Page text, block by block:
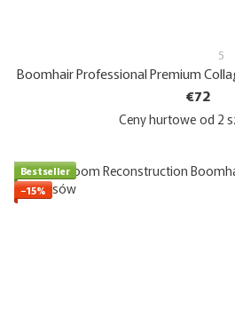
5
Boomhair Professional Premium
€72
Ceny hurtoweod 2
Bestseller
−15%